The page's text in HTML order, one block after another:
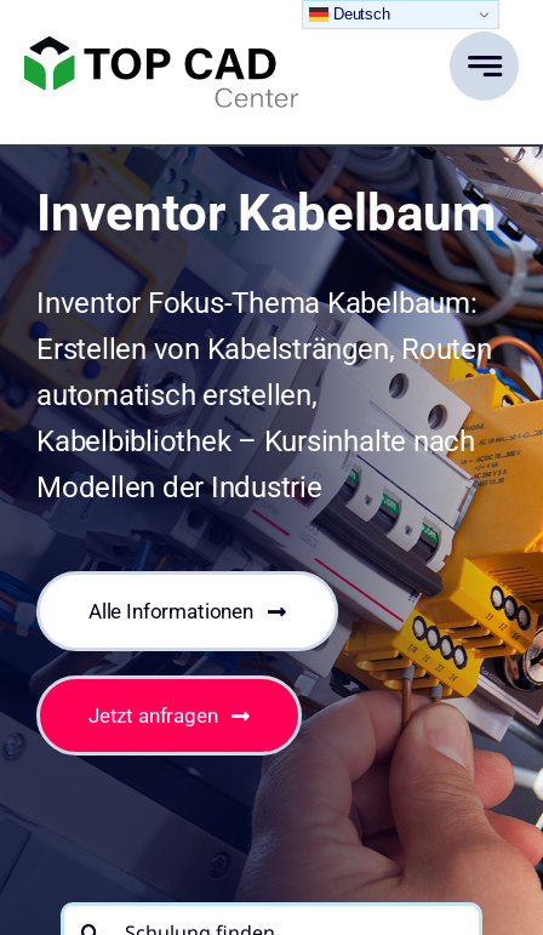
Inhalt
springen
Inventor Kabelbaum
Inventor Fokus-Thema Kabelbaum:
Erstellen von Kabelsträngen, Routen
automatisch erstellen,
Kabelbibliothek – Kursinhalte nach
Modellen der Industrie
Alle Informationen
Jetzt anfragen
Suche
Deutsch